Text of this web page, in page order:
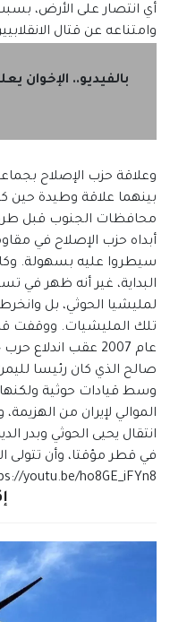
أي انتصار على الأرض،
وامتناعه عن قتال
بالفيديو.. الإخوان
وعلاقة حزب الإصلاح
بينهما علاقة وطيدة
محافظات الجنوب قبل
أبداه حزب الإصلاح في
سيطروا عليه بسهولة.
البداية، غير أنه ظهر في
لمليشيا الحوثي، بل
تلك المليشيات. ووقفت
عام 2007 عقب
صالح الذي كان رئيسا
وسط قيادات حوثية ولكنها
الموالي لإيران من
انتقال يحيى الحوثي وبدر
في قطر مؤقتا، وأن تتولى
youtu.be/ho8GE_iFYn8